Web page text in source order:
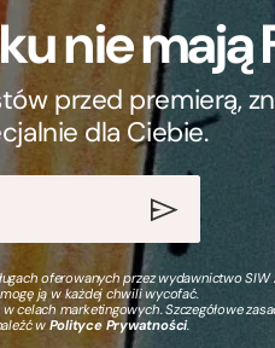
nie mają
przed premierą,
dla Ciebie.
oferowanych przez wydawnictwo SIW
ją w każdej chwili wycofać.
marketingowych. Szczegółowe
wPolityce Prywatności.